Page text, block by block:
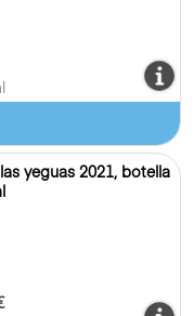
las yeguas 2021, botella